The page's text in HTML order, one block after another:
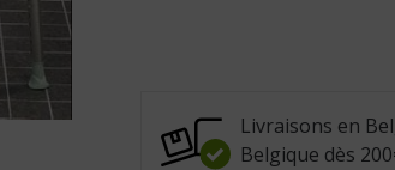
Livraisons en
Belgique dès